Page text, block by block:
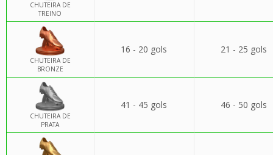
CHUTEIRA DE
TREINO
CHUTEIRA DE
BRONZE
16 - 20 gols 21 - 25 gols
CHUTEIRA DE
PRATA
41 - 45 gols 46 - 50 gols